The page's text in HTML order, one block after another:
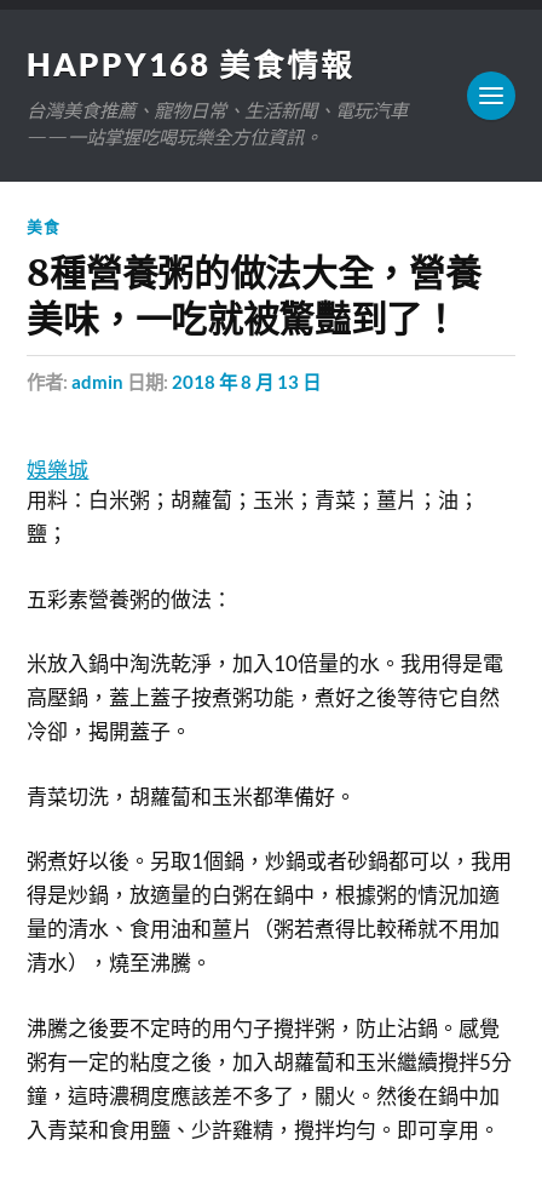
HAPPY168 美食情報
台灣美食推薦、寵物日常、生活新聞、電玩汽車
——一站掌握吃喝玩樂全方位資訊。
美食
8種營養粥的做法大全，營養
美味，一吃就被驚豔到了！
作者:admin 日期: 2018 年 8 月 13 日
娛樂城
用料：白米粥；胡蘿蔔；玉米；青菜；薑片；油；
鹽；
五彩素營養粥的做法：
米放入鍋中淘洗乾淨，加入10倍量的水。我用得是電
高壓鍋，蓋上蓋子按煮粥功能，煮好之後等待它自然
冷卻，揭開蓋子。
青菜切洗，胡蘿蔔和玉米都準備好。
粥煮好以後。另取1個鍋，炒鍋或者砂鍋都可以，我用
得是炒鍋，放適量的白粥在鍋中，根據粥的情況加適
量的清水、食用油和薑片（粥若煮得比較稀就不用加
清水），燒至沸騰。
沸騰之後要不定時的用勺子攪拌粥，防止沾鍋。感覺
粥有一定的粘度之後，加入胡蘿蔔和玉米繼續攪拌5分
鐘，這時濃稠度應該差不多了，關火。然後在鍋中加
入青菜和食用鹽、少許雞精，攪拌均勻。即可享用。